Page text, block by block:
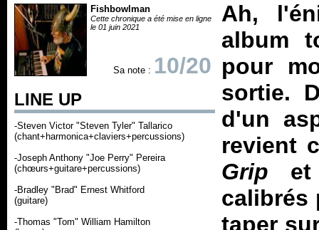
Fishbowlman
Cette chronique a été mise en ligne
le 01 juin 2021
Sa note : 10/20
LINE UP
-Steven Victor "Steven Tyler" Tallarico
(chant+harmonica+claviers+percussions)
-Joseph Anthony "Joe Perry" Pereira
(chœurs+guitare+percussions)
-Bradley "Brad" Ernest Whitford
(guitare)
-Thomas "Tom" William Hamilton
Ah,
album
pour
sortie.
d'un
revient
Grip
calibrés
taper